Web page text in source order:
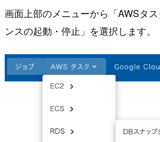
画面上部のメニューから「AWSタ
ンスの起動・停止」を選択します。